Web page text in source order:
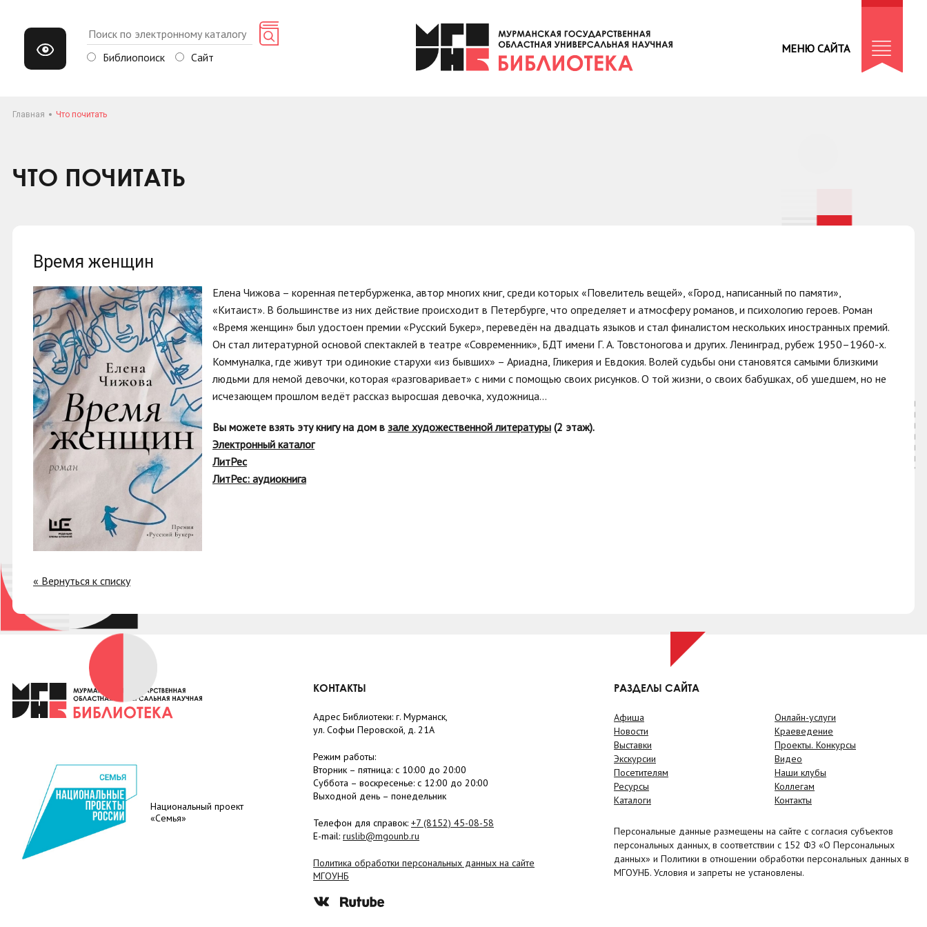
Библиопоиск Сайт
МЕНЮ САЙТА
Главная Что почитать
ЧТО ПОЧИТАТЬ
Время женщин
Елена Чижова – коренная петербурженка, автор многих книг, среди которых «Повелитель вещей», «Город, написанный по памяти»,
«Китаист». В большинстве из них действие происходит в Петербурге, что определяет и атмосферу романов, и психологию героев. Роман
«Время женщин» был удостоен премии «Русский Букер», переведён на двадцать языков и стал финалистом нескольких иностранных премий.
Он стал литературной основой спектаклей в театре «Современник», БДТ имени Г. А. Товстоногова и других. Ленинград, рубеж 1950–1960-х.
Коммуналка, где живут три одинокие старухи «из бывших» – Ариадна, Гликерия и Евдокия. Волей судьбы они становятся самыми близкими
людьми для немой девочки, которая «разговаривает» с ними с помощью своих рисунков. О той жизни, о своих бабушках, об ушедшем, но не
исчезающем прошлом ведёт рассказ выросшая девочка, художница…
Вы можете взять эту книгу на дом в зале художественной литературы (2 этаж).
Электронный каталог
ЛитРес
ЛитРес: аудиокнига
« Вернуться к списку
Национальный проект
«Семья»
КОНТАКТЫ
Адрес Библиотеки: г. Мурманск,
ул. Софьи Перовской, д. 21А
Режим работы:
Вторник – пятница: с 10:00 до 20:00
Суббота – воскресенье: c 12:00 до 20:00
Выходной день – понедельник
Телефон для справок: +7 (8152) 45-08-58
E-mail: ruslib@mgounb.ru
Политика обработки персональных данных на сайте
МГОУНБ
РАЗДЕЛЫ САЙТА
Афиша
Новости
Выставки
Экскурсии
Посетителям
Ресурсы
Каталоги
Онлайн-услуги
Краеведение
Проекты. Конкурсы
Видео
Наши клубы
Коллегам
Контакты
Персональные данные размещены на сайте с согласия субъектов
персональных данных, в соответствии с 152 ФЗ «О Персональных
данных» и Политики в отношении обработки персональных данных в
МГОУНБ. Условия и запреты не установлены.